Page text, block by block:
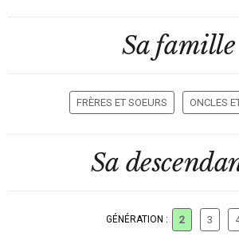
Sa famille
FRÈRES ET SOEURS ONCLES
Sa
GÉNÉRATION : 2 3